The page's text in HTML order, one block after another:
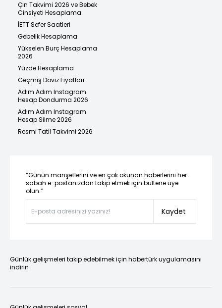
Çin Takvimi 2026 ve Bebek
Cinsiyeti Hesaplama
İETT Sefer Saatleri
Gebelik Hesaplama
Yükselen Burç Hesaplama
2026
Yüzde Hesaplama
Geçmiş Döviz Fiyatları
Adım Adım Instagram
Hesap Dondurma 2026
Adım Adım Instagram
Hesap Silme 2026
Resmi Tatil Takvimi 2026
“Günün manşetlerini ve en çok okunan haberlerini her
sabah e-postanızdan takip etmek için bültene üye
olun.”
Kaydet
Günlük gelişmeleri takip edebilmek için habertürk uygulamasını
indirin